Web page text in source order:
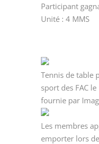
Participant
Unité : 4 MMS
Tennis de table
sport des FAC
fournie par
Les membres
emporter lors